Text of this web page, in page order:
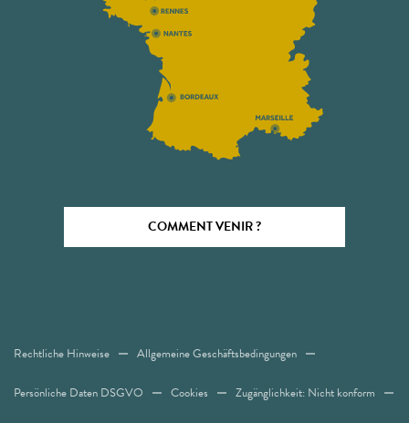
COMMENT VENIR ?
Rechtliche Hinweise Allgemeine Geschäftsbedingungen
Persönliche Daten DSGVO Cookies Zugänglichkeit: Nicht konform